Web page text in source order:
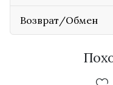
Возврат/Обмен